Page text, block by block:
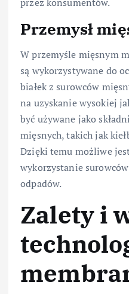
Przemysł
W przemyśle mięsnym
są wykorzystywane do
białek z surowców
na uzyskanie wysokiej
być używane jako
mięsnych, takich jak
Dzięki temu możliwe
wykorzystanie
odpadów.
Zalety i